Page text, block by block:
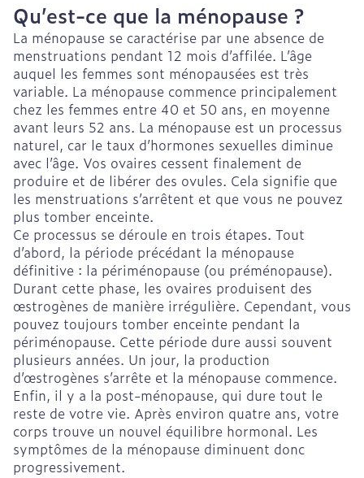
Qu’est-ce que la ménopause ?
La ménopause se caractérise par une absence de
menstruations pendant 12 mois d’affilée. L’âge
auquel les femmes sont ménopausées est très
variable. La ménopause commence principalement
chez les femmes entre 40 et 50 ans, en moyenne
avant leurs 52 ans. La ménopause est un processus
naturel, car le taux d’hormones sexuelles diminue
avec l’âge. Vos ovaires cessent finalement de
produire et de libérer des ovules. Cela signifie que
les menstruations s’arrêtent et que vous ne pouvez
plus tomber enceinte.
Ce processus se déroule en trois étapes. Tout
d’abord, la période précédant la ménopause
définitive : la périménopause (ou préménopause).
Durant cette phase, les ovaires produisent des
œstrogènes de manière irrégulière. Cependant, vous
pouvez toujours tomber enceinte pendant la
périménopause. Cette période dure aussi souvent
plusieurs années. Un jour, la production
d’œstrogènes s’arrête et la ménopause commence.
Enfin, il y a la post-ménopause, qui dure tout le
reste de votre vie. Après environ quatre ans, votre
corps trouve un nouvel équilibre hormonal. Les
symptômes de la ménopause diminuent donc
progressivement.